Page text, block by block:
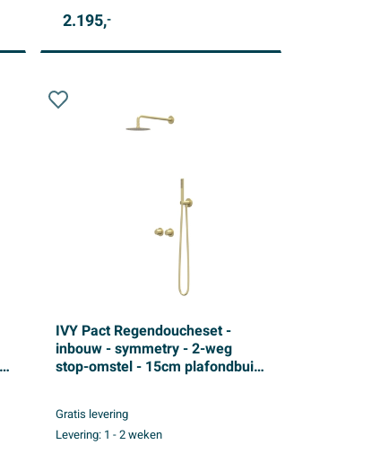
2.195,-
IVY Pact Regendoucheset -
inbouw - symmetry - 2-weg
stop-omstel - 15cm plafondbuis
doucheslang - staafmodel
handdouche - Geborsteld mat
Gratis levering
Levering: 1 - 2 weken